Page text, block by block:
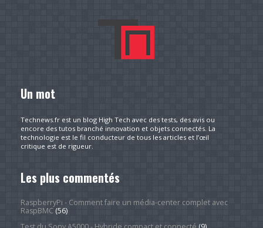
Un mot
Technews.fr est un blog High Tech avec des tests, des avis ou
encore des tutos branché innovation et objets connectés. La
technologie est le fil conducteur de tous les articles et l’œil
critique est de rigueur.
Les plus commentés
RaspberryPi - Comment faire un média-center complet avec
RaspBMC(56)